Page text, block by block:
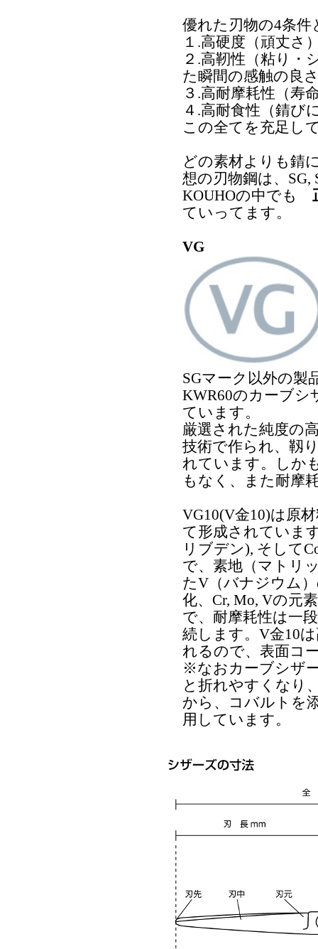
優れた刃物の4条件
１.高硬度（頑丈さ
２.高靭性（粘り・
た瞬間の感触の良
３.高耐摩耗性（寿
４.高耐食性（錆び
この全てを充足し
どの素材よりも錆
想の刃物鋼は、SG,
KOUHOの中でも
ていってます。
VG
SGマーク以外の製
KWR60のカーブシ
ています。
厳選された純度の
技術で作られ、靱
れています。しか
もなく、また耐摩
VG10(V金10)は原
て形成されていま
リブデン), そして
で、素地（マトリ
たV（バナジウム
化、Cr, Mo, Vの元
で、耐摩耗性は一
続します。V金10
れるので、表面コ
※なおカーブシザ
と折れやすくなり
から、コバルトを
用しています。